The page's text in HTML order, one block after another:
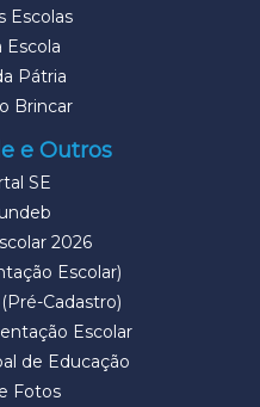
Escolas
Escola
Pátria
Brincar
e Outros
SE
2026
Escolar)
Cadastro)
Escolar
de Educação
Fotos